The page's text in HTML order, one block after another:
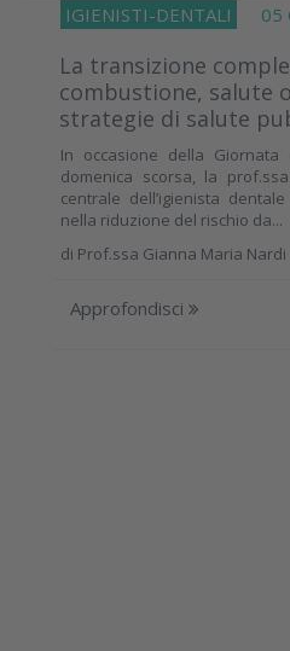
IGIENISTI-DENTALI 05
La transizione
combustione, salute
strategie di salute
In occasione della
domenica scorsa, la
centrale dell’igienista
nella riduzione del rischio da...
di Prof.ssa Gianna Maria Nardi
Approfondisci